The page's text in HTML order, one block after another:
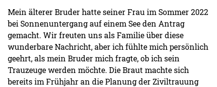
Mein älterer Bruder hatte seiner Frau im Sommer 2022
bei Sonnenuntergang auf einem See den Antrag
gemacht. Wir freuten uns als Familie über diese
wunderbare Nachricht, aber ich fühlte mich persönlich
geehrt, als mein Bruder mich fragte, ob ich sein
Trauzeuge werden möchte. Die Braut machte sich
bereits im Frühjahr an die Planung der Ziviltrauung